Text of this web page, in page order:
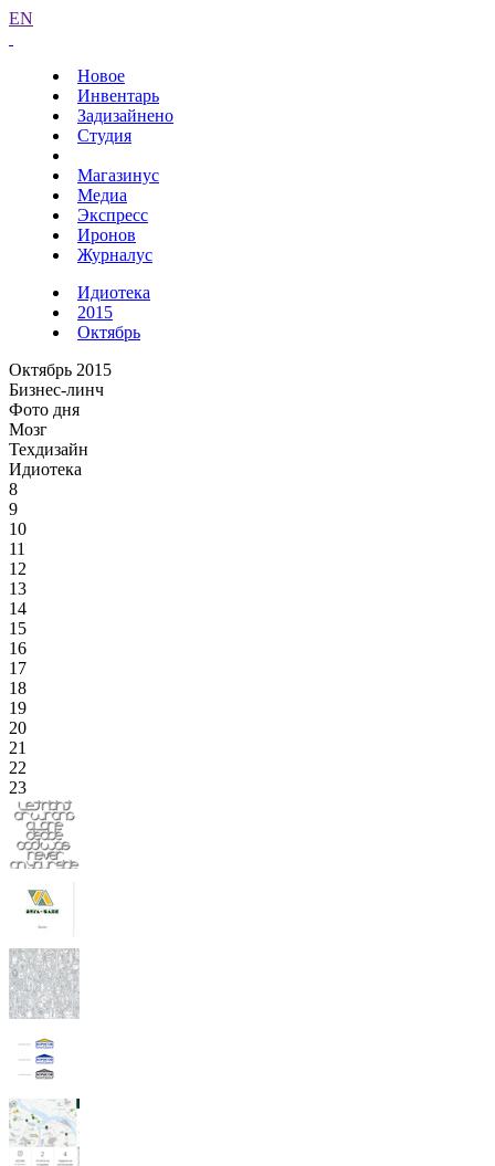
EN
Новое
Инвентарь
Задизайнено
Студия
Магазинус
Медиа
Экспресс
Иронов
Журналус
Идиотека
2015
Октябрь
Октябрь 2015
Бизнес-линч
Фото дня
Мозг
Техдизайн
Идиотека
8
9
10
11
12
13
14
15
16
17
18
19
20
21
22
23